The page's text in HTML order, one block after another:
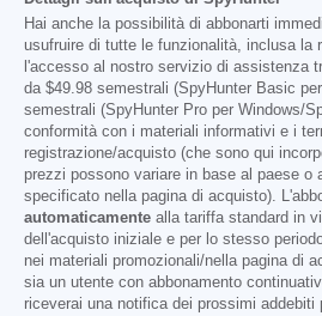
Hai anche la possibilità di abbonarti
usufruire di tutte le funzionalità, inclusa la
l'accesso al nostro servizio di assistenza
da $49.98 semestrali (SpyHunter Basic
semestrali (SpyHunter Pro per Windows/
conformità con i materiali informativi e i
registrazione/acquisto (che sono qui
prezzi possono variare in base al paese o
specificato nella pagina di acquisto).
automaticamente alla tariffa standard in
dell'acquisto iniziale e per lo stesso
nei materiali promozionali/nella pagina di
sia un utente con abbonamento
riceverai una notifica dei prossimi addebiti